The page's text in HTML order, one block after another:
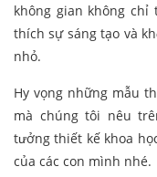
không gian không chỉ
thích sự sáng tạo và
nhỏ.
Hy vọng những mẫu
mà chúng tôi nêu
tưởng thiết kế khoa
của các con mình nhé.